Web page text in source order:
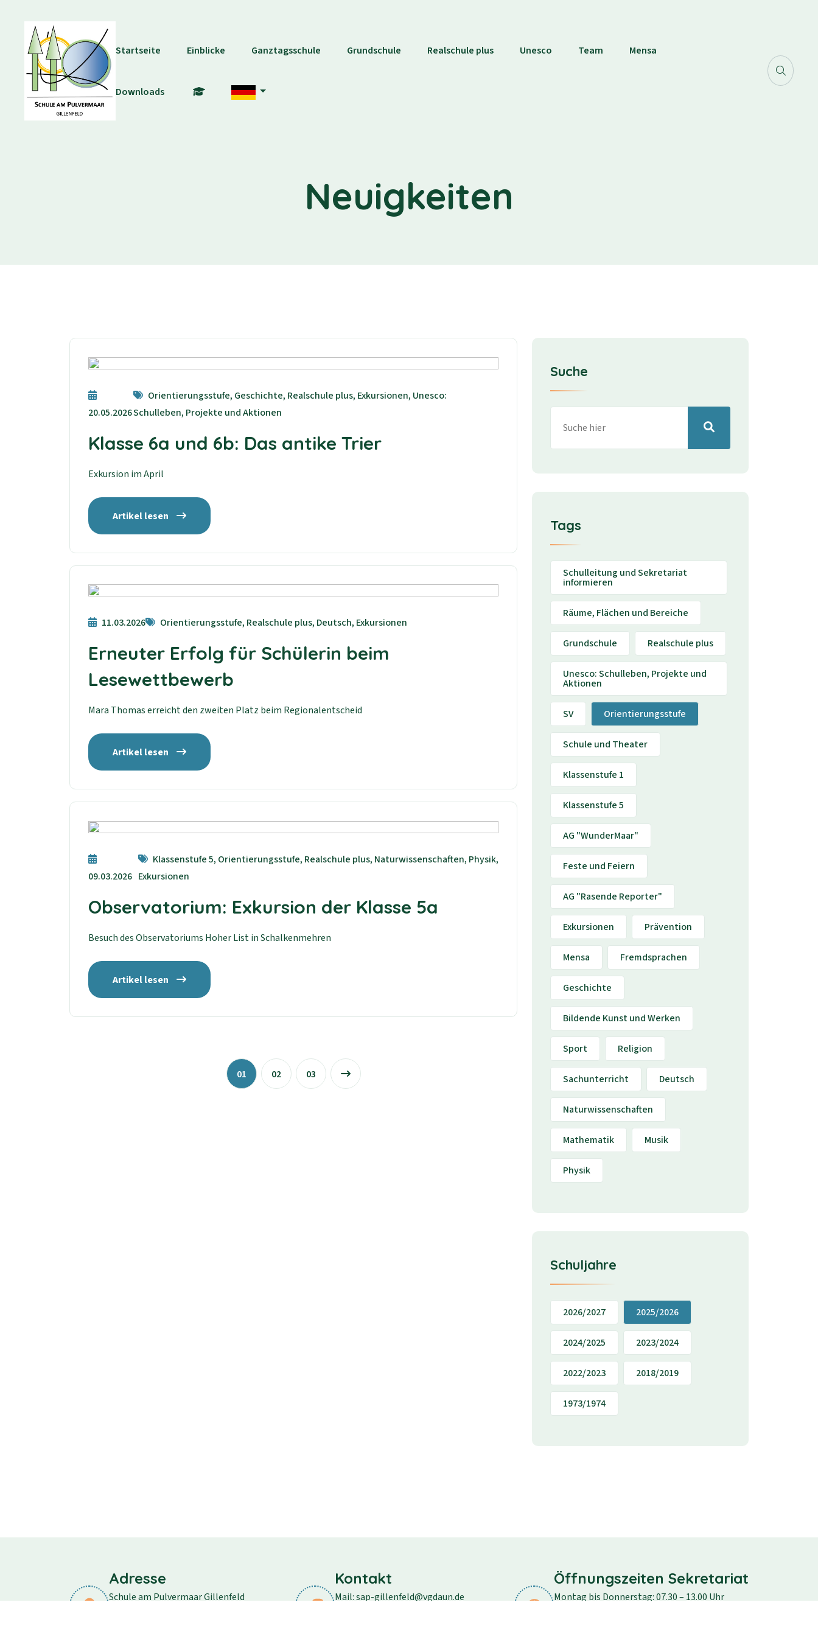
Startseite Einblicke Ganztagsschule Grundschule Realschule plus Unesco Team Mensa
Downloads
Neuigkeiten
20.05.2026
Orientierungsstufe, Geschichte, Realschule plus, Exkursionen, Unesco:
Schulleben, Projekte und Aktionen
Klasse 6a und 6b: Das antike Trier
Exkursion im April
Artikel lesen
11.03.2026 Orientierungsstufe, Realschule plus, Deutsch, Exkursionen
Erneuter Erfolg für Schülerin beim
Lesewettbewerb
Mara Thomas erreicht den zweiten Platz beim Regionalentscheid
Artikel lesen
09.03.2026
Klassenstufe 5, Orientierungsstufe, Realschule plus, Naturwissenschaften, Physik,
Exkursionen
Observatorium: Exkursion der Klasse 5a
Besuch des Observatoriums Hoher List in Schalkenmehren
Artikel lesen
01 02 03
Suche
Tags
Schulleitung und Sekretariat
informieren
Räume, Flächen und Bereiche
Grundschule Realschule plus
Unesco: Schulleben, Projekte und
Aktionen
SV Orientierungsstufe
Schule und Theater
Klassenstufe 1
Klassenstufe 5
AG "WunderMaar"
Feste und Feiern
AG "Rasende Reporter"
Exkursionen Prävention
Mensa Fremdsprachen
Geschichte
Bildende Kunst und Werken
Sport Religion
Sachunterricht Deutsch
Naturwissenschaften
Mathematik Musik
Physik
Schuljahre
2026/2027 2025/2026
2024/2025 2023/2024
2022/2023 2018/2019
1973/1974
Adresse
Schule am Pulvermaar Gillenfeld
Kontakt
Mail: sap-gillenfeld@vgdaun.de
Öffnungszeiten Sekretariat
Montag bis Donnerstag: 07.30 – 13.00 Uhr